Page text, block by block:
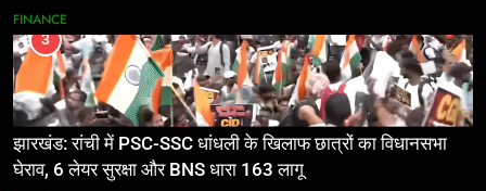
FINANCE
3
झारखंड: रांची में PSC-SSC धांधली के खिलाफ छात्रों का विधानसभा
घेराव, 6 लेयर सुरक्षा और BNS धारा 163 लागू